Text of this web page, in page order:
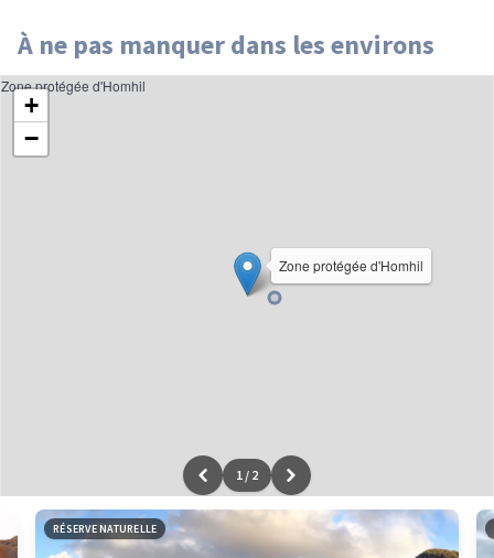
À ne pas manquer dans les environs
Zone protégée d'Homhil
+
−
Leaflet|données ©OpenStreetMap /ODbL - renduOSM France
Zone protégée d'Homhil
1 / 2
RÉSERVE NATURELLE